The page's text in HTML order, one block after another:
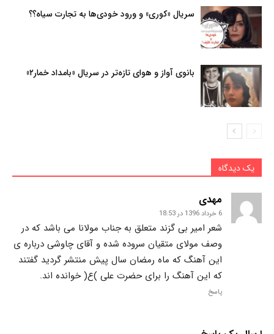
سریال «کوری» و ورود خودی‌ها به تجارت سیاه؟؟
بانوی آواز و هوای تازه‌تر در سریال «بامداد خمار۲»
یک دیدگاه
مهدی
6 خرداد 1396 در 18:53
شعر امیر بی گزند متعلق به جناب مولانا می باشد که در
وصف مولای متقیان سروده شده و آقای چاوشی درباره ی
این آهنگ که ماه رمضان سال پیش منتشر گردید گفتند
که این آهنگ را برای حضرت علی )ع( خوانده اند.
پاسخ